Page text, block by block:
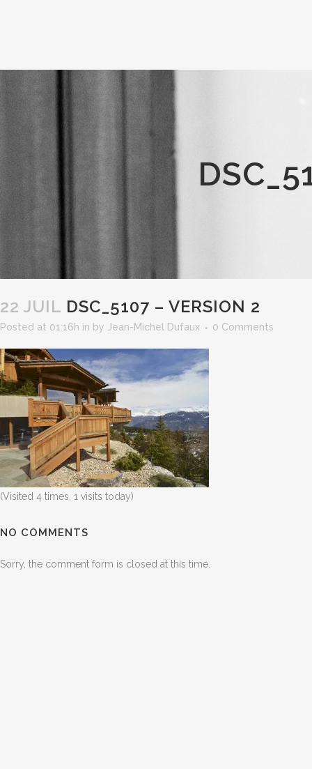
22 JUIL DSC_5107 – VERSION 2
Posted at 01:16h in by Jean-Michel Dufaux 0 Comments
(Visited 4 times, 1 visits today)
NO COMMENTS
Sorry, the comment form is closed at this time.